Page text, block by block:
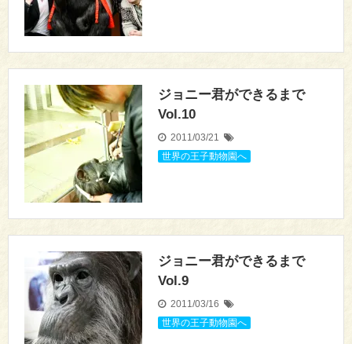
ジョニー君ができるまで
Vol.10
2011/03/21
世界の王子動物園へ
ジョニー君ができるまで
Vol.9
2011/03/16
世界の王子動物園へ